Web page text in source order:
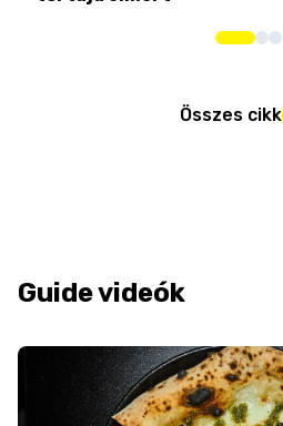
Összes cikk
Guide videók